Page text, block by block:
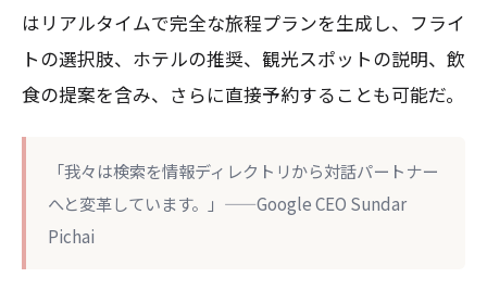
はリアルタイムで完全な旅程プランを生成し、フライ
トの選択肢、ホテルの推奨、観光スポットの説明、飲
食の提案を含み、さらに直接予約することも可能だ。
「我々は検索を情報ディレクトリから対話パートナー
へと変革しています。」——Google CEO Sundar
Pichai